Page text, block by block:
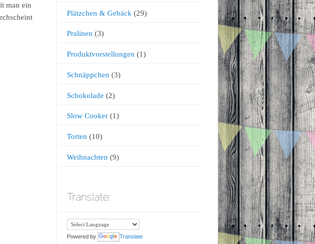
man ein
Plätzchen & Gebäck (29)
Pralinen (3)
Produktvorstellungen (1)
Schnäppchen (3)
Schokolade (2)
Slow Cooker(1)
Torten (10)
Weihnachten (9)
Translate:
Powered by Translate